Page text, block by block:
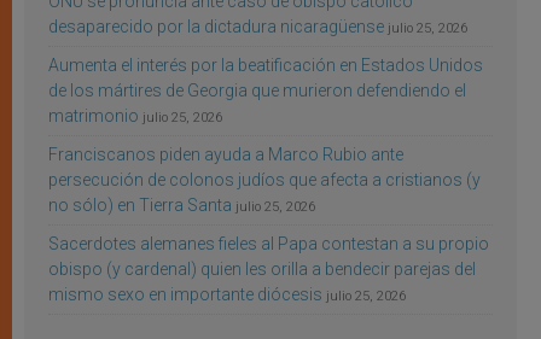
desaparecido por la dictadura nicaragüense julio 25, 2026
Aumenta el interés por la beatificación en Estados Unidos
de los mártires de Georgia que murieron defendiendo el
matrimonio julio 25, 2026
Franciscanos piden ayuda a Marco Rubio ante
persecución de colonos judíos que afecta a cristianos (y
no sólo) en Tierra Santa julio 25, 2026
Sacerdotes alemanes fieles al Papa contestan a su propio
obispo (y cardenal) quien les orilla a bendecir parejas del
mismo sexo en importante diócesis julio 25, 2026